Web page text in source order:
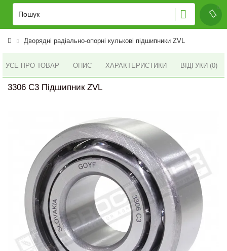
Дворядні радіально-опорні кулькові підшипники ZVL
УСЕ ПРО ТОВАР ОПИС ХАРАКТЕРИСТИКИ ВІДГУКИ (0)
3306 C3 Підшипник ZVL